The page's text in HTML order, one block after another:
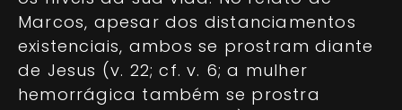
Marcos, apesar dos distanciamentos
existenciais, ambos se prostram diante
de Jesus (v. 22; cf. v. 6; a mulher
hemorrágica também se prostra